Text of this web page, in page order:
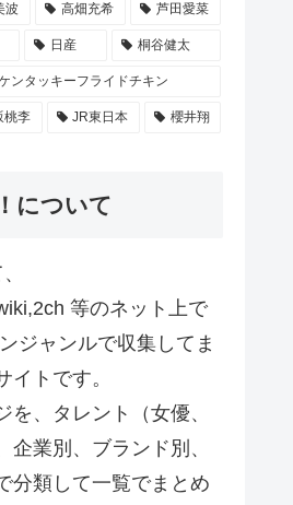
波 高畑充希 芦田愛菜
日産 桐谷健太
ンタッキーフライドチキン
桃李 JR東日本 櫻井翔
について
等のネット上で
ジャンルで収集してま
イトです。
を、タレント（女優、
企業別、ブランド別、
分類して一覧でまとめ